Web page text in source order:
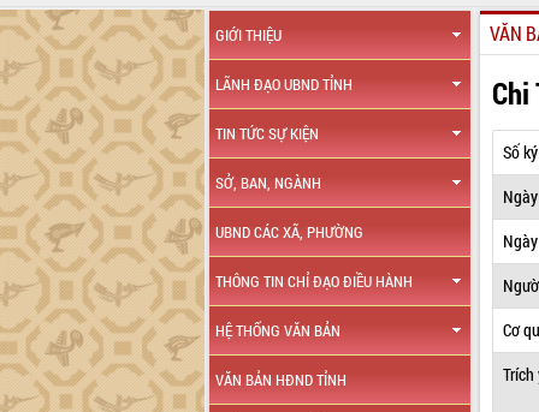
GIỚI THIỆU
LÃNH ĐẠO UBND TỈNH
TIN TỨC SỰ KIỆN
SỞ, BAN, NGÀNH
UBND CÁC XÃ, PHƯỜNG
THÔNG TIN CHỈ ĐẠO ĐIỀU HÀNH
HỆ THỐNG VĂN BẢN
VĂN BẢN HĐND TỈNH
VĂN
Chi
Số
Cơ
Trích